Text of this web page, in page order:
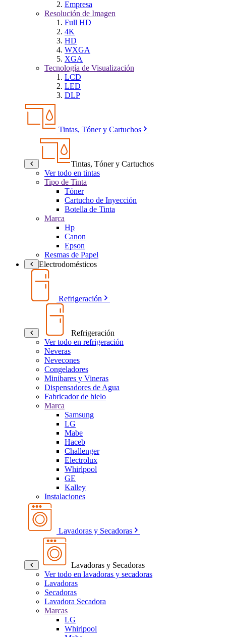
Empresa
Resolución de Imagen
Full HD
4K
HD
WXGA
XGA
Tecnología de Visualización
LCD
LED
DLP
Tintas, Tóner y Cartuchos
Tintas, Tóner y Cartuchos
Ver todo en tintas
Tipo de Tinta
Tóner
Cartucho de Inyección
Botella de Tinta
Marca
Hp
Canon
Epson
Resmas de Papel
Electrodomésticos
Refrigeración
Refrigeración
Ver todo en refrigeración
Neveras
Nevecones
Congeladores
Minibares y Vineras
Dispensadores de Agua
Fabricador de hielo
Marca
Samsung
LG
Mabe
Haceb
Challenger
Electrolux
Whirlpool
GE
Kalley
Instalaciones
Lavadoras y Secadoras
Lavadoras y Secadoras
Ver todo en lavadoras y secadoras
Lavadoras
Secadoras
Lavadora Secadora
Marcas
LG
Whirlpool